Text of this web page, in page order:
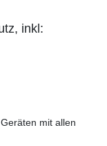
inkl:
mit allen